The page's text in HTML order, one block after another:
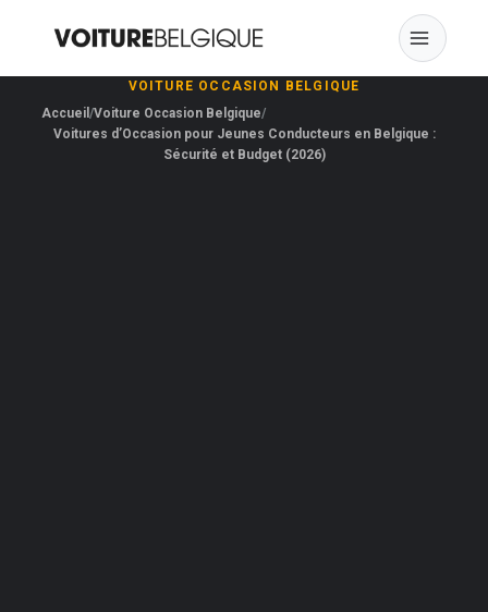
VOITURE OCCASION BELGIQUE
Accueil Voiture Occasion Belgique
Voitures d’Occasion pour Jeunes Conducteurs en Belgique :
Sécurité et Budget (2026)